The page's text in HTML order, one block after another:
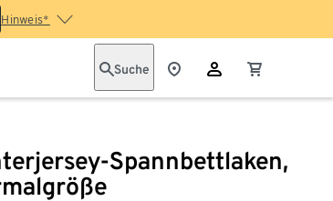
Hinweis*
Suche
Spannbettlaken,